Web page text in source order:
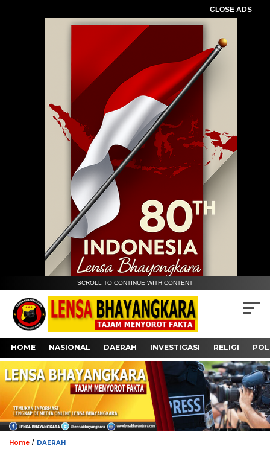
CLOSE ADS
SCROLL TO CONTINUE WITH CONTENT
HOME NASIONAL DAERAH INVESTIGASI RELIGI
Home / DAERAH